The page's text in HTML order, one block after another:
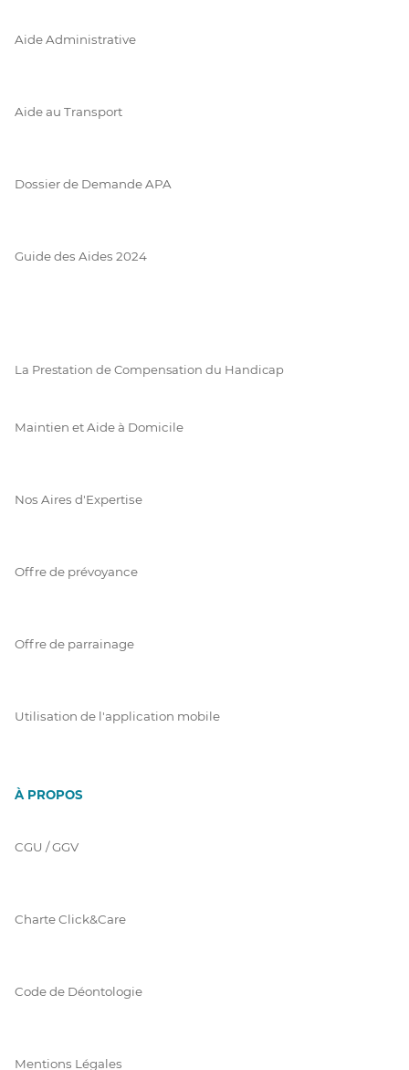
Aide Administrative
Aide au Transport
Dossier de Demande APA
Guide des Aides 2024
La Prestation de Compensation du Handicap
Maintien et Aide à Domicile
Nos Aires d'Expertise
Offre de prévoyance
Offre de parrainage
Utilisation de l'application mobile
À PROPOS
CGU / GGV
Charte Click&Care
Code de Déontologie
Mentions Légales